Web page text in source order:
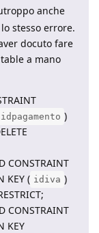
anche
stesso errore.
docuto fare
a mano
idpagamento )
CONSTRAINT
KEY ( idiva )
CONSTRAINT
KEY